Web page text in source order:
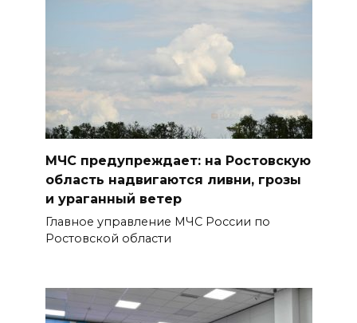
Меры поддержки после ЧС
07 августа 2026 17:48
На Дону обсудили
взаимодействие участников
избирательного процесса в
период ЕДГ-2026
Садовой, 94, обследуют
специалисты
МЧС предупреждает: на Ростовскую
область надвигаются ливни, грозы
и ураганный ветер
Главное управление МЧС России по
Ростовской области